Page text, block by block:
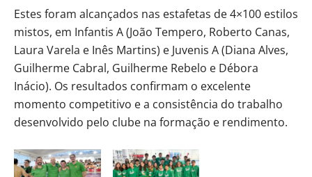
Estes foram alcançados nas estafetas de 4×100 estilos
mistos, em Infantis A (João Tempero, Roberto Canas,
Laura Varela e Inês Martins) e Juvenis A (Diana Alves,
Guilherme Cabral, Guilherme Rebelo e Débora
Inácio). Os resultados confirmam o excelente
momento competitivo e a consistência do trabalho
desenvolvido pelo clube na formação e rendimento.